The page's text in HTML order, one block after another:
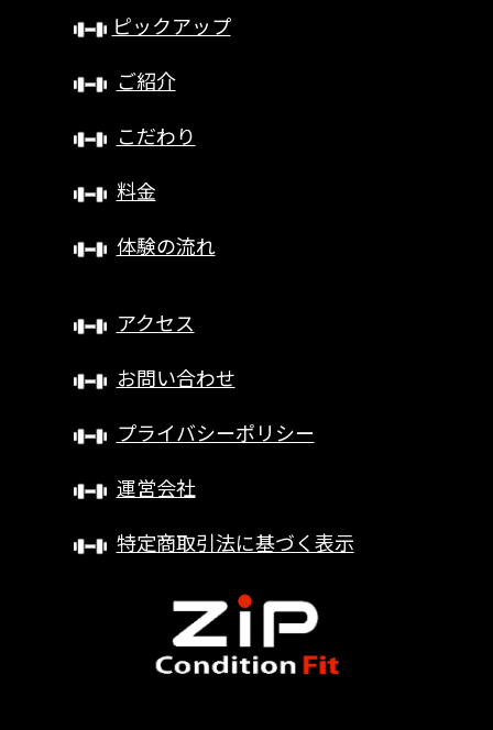
ピックアップ
ご紹介
こだわり
料金
体験の流れ
アクセス
お問い合わせ
プライバシーポリシー
運営会社
特定商取引法に基づく表示